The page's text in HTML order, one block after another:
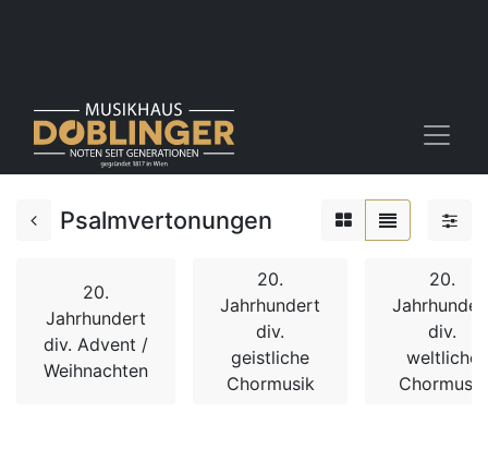
Psalmvertonungen
20.
Jahrhundert
div. Advent /
Weihnachten
20.
Jahrhundert
div.
geistliche
Chormusik
20.
div.
weltliche
Chormusik